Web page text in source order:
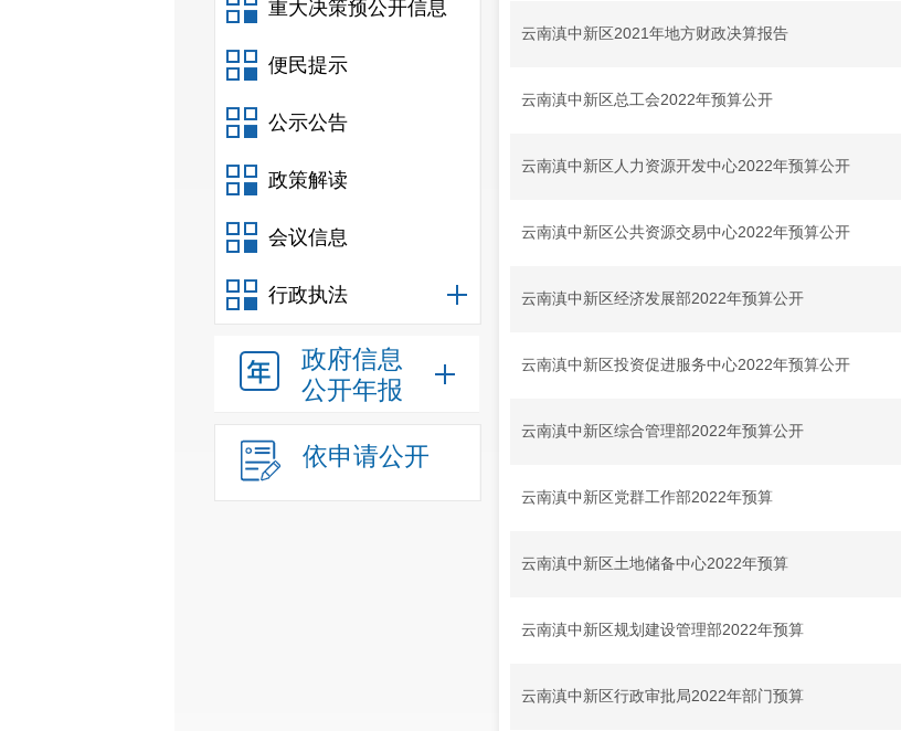
重大决策预公开信息
便民提示
公示公告
政策解读
会议信息
行政执法
政府信息
公开年报
依申请公开
云南滇中新区2021年地方财政决算报告
云南滇中新区总工会2022年预算公开
云南滇中新区人力资源开发中心2022年预算公开
云南滇中新区公共资源交易中心2022年预算公开
云南滇中新区经济发展部2022年预算公开
云南滇中新区投资促进服务中心2022年预算公开
云南滇中新区综合管理部2022年预算公开
云南滇中新区党群工作部2022年预算
云南滇中新区土地储备中心2022年预算
云南滇中新区规划建设管理部2022年预算
云南滇中新区行政审批局2022年部门预算